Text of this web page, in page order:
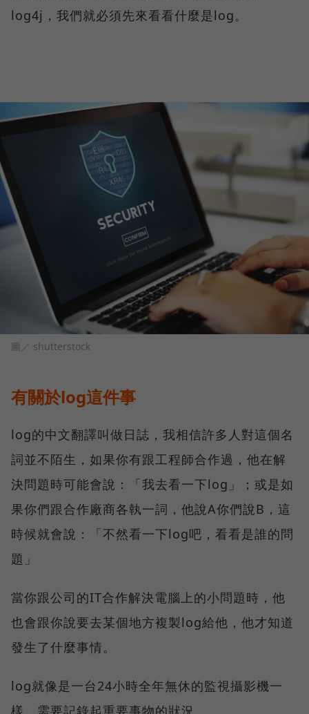
log4j，我們就必須先來看看什麼是log。
圖／ shutterstock
有關於log這件事
log的中文翻譯叫做日誌，我相信許多人對這個名
詞並不陌生，如果你有跟工程師合作過，他在解
決問題時可能會說：「我去看一下log」；或是如
果你們跟合作廠商各執一詞，他說A你們說B，這
時候就會說：「不然看一下log吧，看看是誰的問
題」
當你跟公司的IT合作解決電腦上的小問題時，他
也會跟你說要去某個地方複製log給他，他才知道
發生了什麼事情。
log就像是一台24小時全年無休的監視攝影機一